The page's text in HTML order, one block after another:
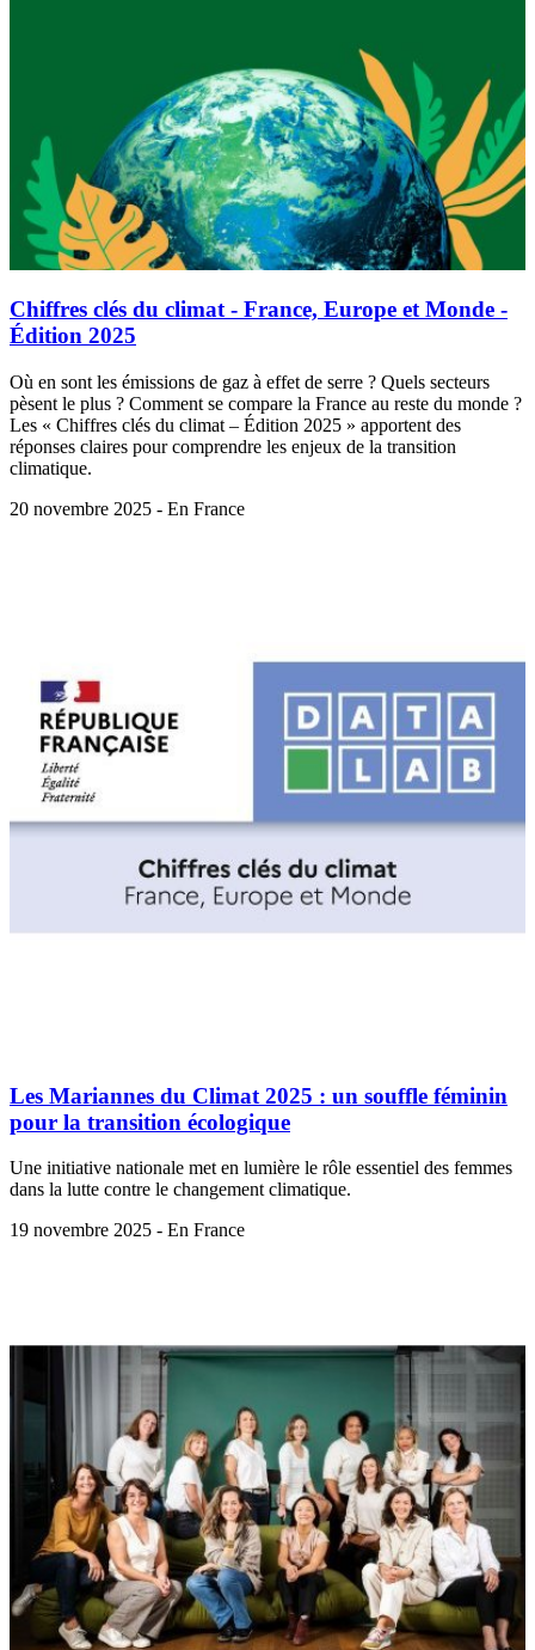
Chiffres clés du climat - France, Europe et Monde -
Édition 2025
Où en sont les émissions de gaz à effet de serre ? Quels secteurs
pèsent le plus ? Comment se compare la France au reste du monde ?
Les « Chiffres clés du climat – Édition 2025 » apportent des
réponses claires pour comprendre les enjeux de la transition
climatique.
20 novembre 2025 - En France
Les Mariannes du Climat 2025 : un souffle féminin
pour la transition écologique
Une initiative nationale met en lumière le rôle essentiel des femmes
dans la lutte contre le changement climatique.
19 novembre 2025 - En France